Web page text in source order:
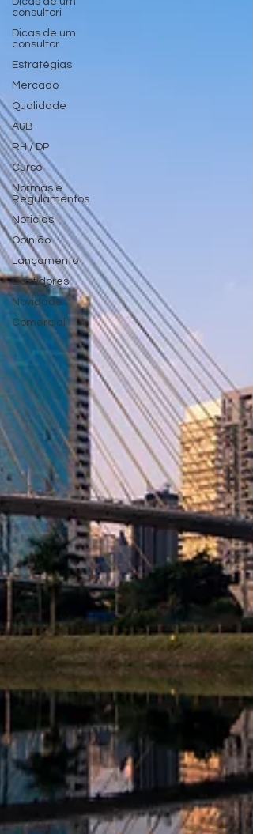
consultori
Dicas de um
consultor
Estratégias
Mercado
Qualidade
A&B
RH / DP
Curso
Normas e
Regulamentos
Noticias
Opinião
Lançamento
Bastidores
Novidade
Comercial